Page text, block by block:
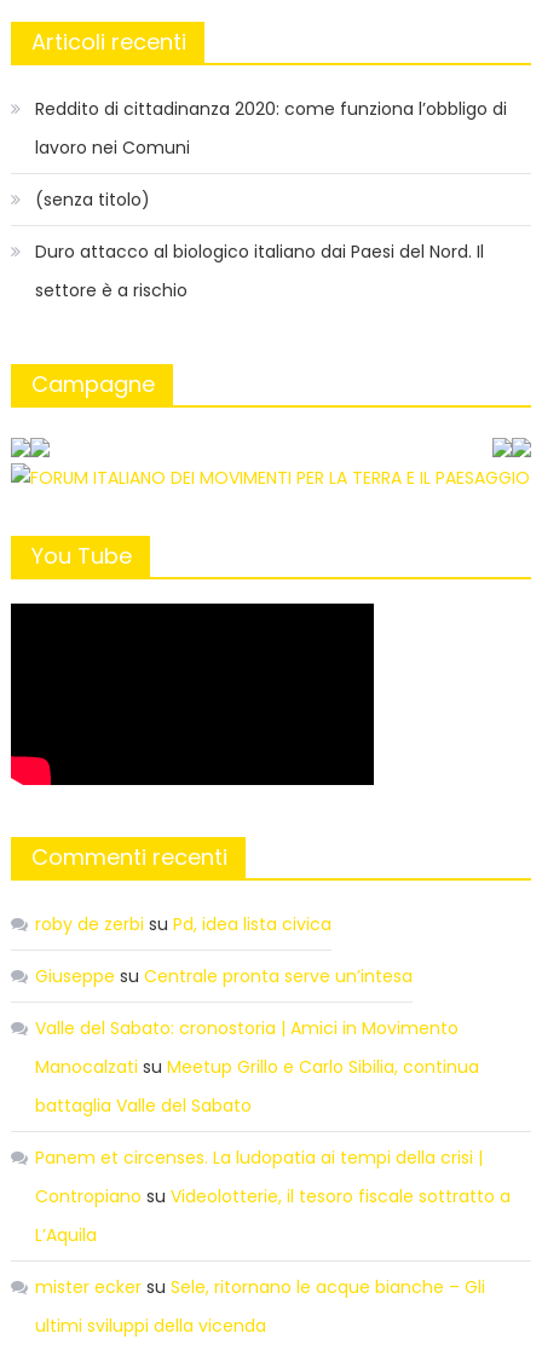
Articoli recenti
Reddito di cittadinanza 2020: come funziona l’obbligo di
lavoro nei Comuni
(senza titolo)
Duro attacco al biologico italiano dai Paesi del Nord. Il
settore è a rischio
Campagne
You Tube
Commenti recenti
roby de zerbi su Pd, idea lista civica
Giuseppe su Centrale pronta serve un’intesa
Valle del Sabato: cronostoria | Amici in Movimento
Manocalzati su Meetup Grillo e Carlo Sibilia, continua
battaglia Valle del Sabato
Panem et circenses. La ludopatia ai tempi della crisi |
Contropiano su Videolotterie, il tesoro fiscale sottratto a
L’Aquila
mister eckersu Sele, ritornano le acque bianche – Gli
ultimi sviluppi della vicenda